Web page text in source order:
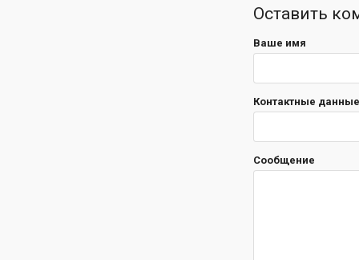
Оставить
Ваше имя
Контактные
Сообщение